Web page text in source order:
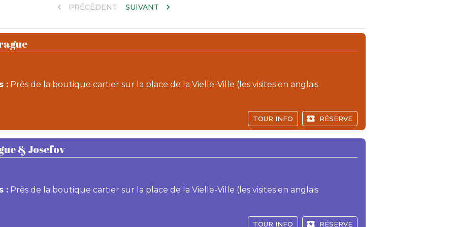
PRÉCÉDENT SUIVANT
: Près de la boutique cartier sur la place de la Vielle-Ville (les visites en anglais
TOUR INFO RÉSERVE
& Josefov
: Près de la boutique cartier sur la place de la Vielle-Ville (les visites en anglais
TOUR INFO RÉSERVE